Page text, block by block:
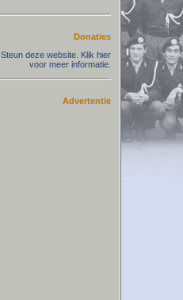
Donaties
Steun deze website. Klik hier
voor meer informatie.
Advertentie